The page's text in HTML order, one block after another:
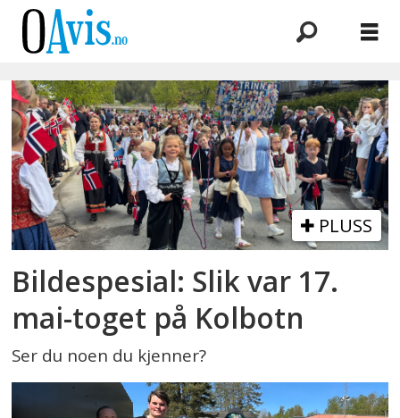
Emne:
folkefest
PLUSS
Bildespesial: Slik var 17.
mai-toget på Kolbotn
Ser du noen du kjenner?